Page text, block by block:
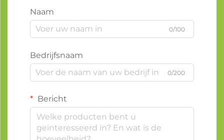
Naam
0/100
Bedrijfsnaam
0/200
Bericht